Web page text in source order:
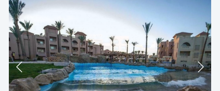
Самолетни билети
Визи
Контакти
За нас